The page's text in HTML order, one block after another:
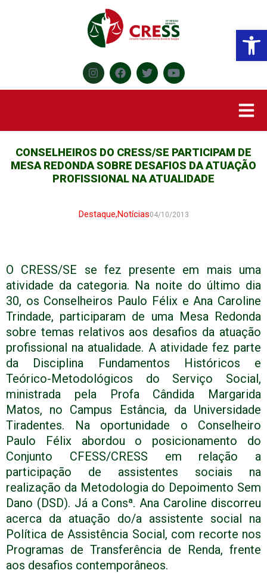
CONSELHEIROS DO CRESS/SE PARTICIPAM DE
MESA REDONDA SOBRE DESAFIOS DA ATUAÇÃO
PROFISSIONAL NA ATUALIDADE
Destaque,Notícias04/10/2013
O CRESS/SE se fez presente em mais uma
atividade da categoria. Na noite do último dia
30, os Conselheiros Paulo Félix e Ana Caroline
Trindade, participaram de uma Mesa Redonda
sobre temas relativos aos desafios da atuação
profissional na atualidade. A atividade fez parte
da Disciplina Fundamentos Históricos e
Teórico-Metodológicos do Serviço Social,
ministrada pela Profa Cândida Margarida
Matos, no Campus Estância, da Universidade
Tiradentes. Na oportunidade o Conselheiro
Paulo Félix abordou o posicionamento do
Conjunto CFESS/CRESS em relação a
participação de assistentes sociais na
realização da Metodologia do Depoimento Sem
Dano (DSD). Já a Consª. Ana Caroline discorreu
acerca da atuação do/a assistente social na
Política de Assistência Social, com recorte nos
Programas de Transferência de Renda, frente
aos desafios contemporâneos.